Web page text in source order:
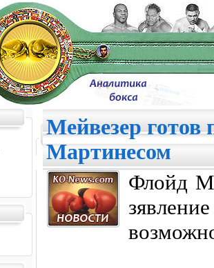
Мейвезер готов
Мартинесом
Флойд